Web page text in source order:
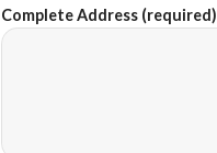
Complete Address (required)